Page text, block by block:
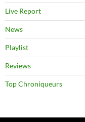
Live Report
News
Playlist
Reviews
Top Chroniqueurs